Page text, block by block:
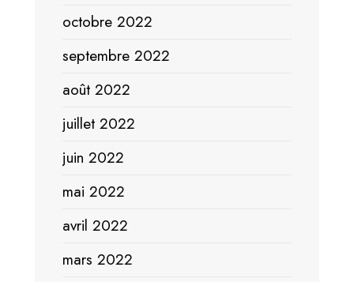
octobre 2022
septembre 2022
août 2022
juillet 2022
juin 2022
mai 2022
avril 2022
mars 2022